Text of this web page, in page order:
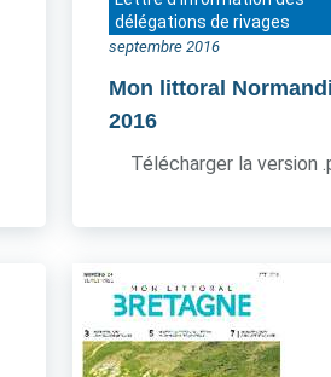
délégations de rivages
septembre 2016
Mon littoral
2016
Télécharger la version